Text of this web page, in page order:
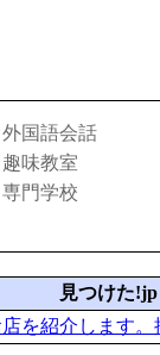
外国語会話
趣味教室
専門学校
見つけた
を紹介します